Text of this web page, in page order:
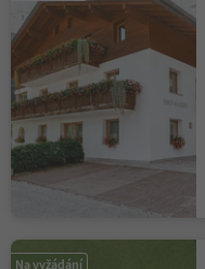
Na vyžádání